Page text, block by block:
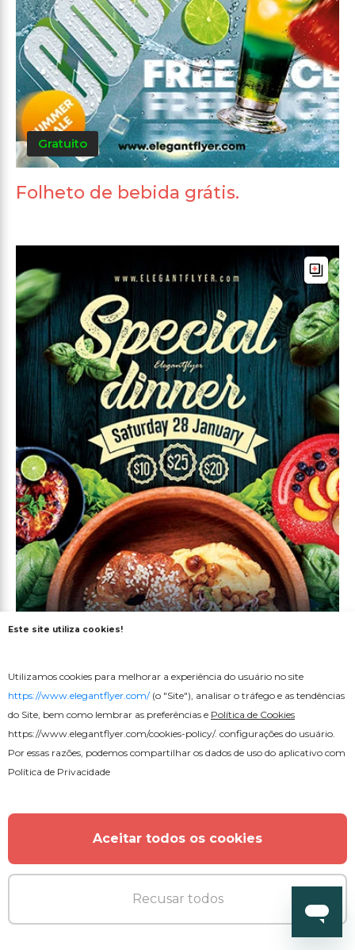
Gratuito
Folheto de bebida grátis.
Premium
Jantar Especial
MAIS DO AUTOR
Este site utiliza cookies!
Utilizamos cookies para melhorar a experiência do usuário no site
https://www.elegantflyer.com/(o "Site"), analisar o tráfego e as tendências
do Site, bem como lembrar as preferências e Política de Cookies
https://www.elegantflyer.com/cookies-policy/. configurações do usuário.
Por essas razões, podemos compartilhar os dados de uso do aplicativo com
Política de Privacidade
Aceitar todos os cookies
Recusar todos